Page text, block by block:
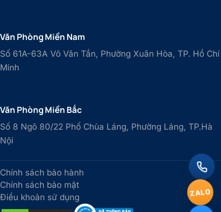
Văn Phòng Miền Nam
Số 61A-63A Võ Văn Tần, Phường Xuân Hòa, TP. Hồ Chí
Minh
Văn Phòng Miền Bắc
Số 8 Ngõ 80/22 Phố Chùa Láng, Phường Láng, TP.Hà
Nội
Điều khoản sử dụng
Chính sách bảo mật
Chính sách bảo hành
ZALO